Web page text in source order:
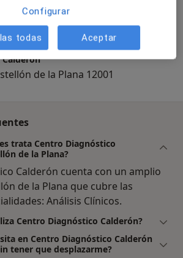
Ampliar
de la Plana 12001
trata Centro Diagnóstico
de la Plana?
Calderón cuenta con un amplio
de la Plana que cubre las
Análisis Clínicos.
Centro Diagnóstico Calderón?
en Centro Diagnóstico Calderón
tener que desplazarme?
Configurar
todas Aceptar